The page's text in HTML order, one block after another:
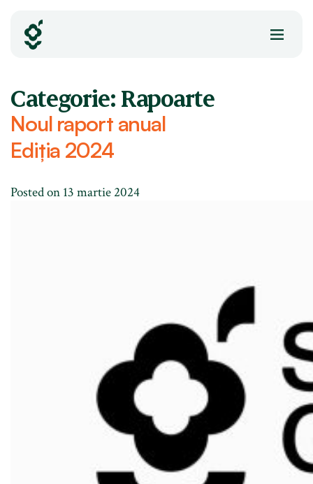
content
Categorie: Rapoarte
Noul raport anual
Ediția 2024
Posted on 13 martie 2024